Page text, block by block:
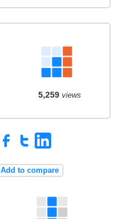
5,259views
Add to compare